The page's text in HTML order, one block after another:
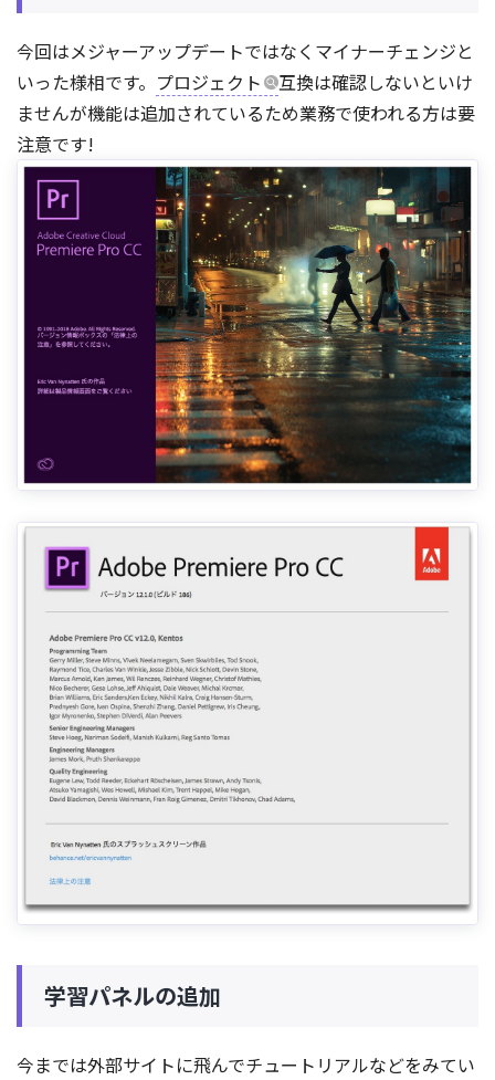
今回はメジャーアップデートではなくマイナーチェンジと
いった様相です。 プロジェクト
互換は確認しないといけ
ませんが機能は追加されているため業務で使われる方は要
注意です!
学習パネルの追加
今までは外部サイトに飛んでチュートリアルなどをみてい